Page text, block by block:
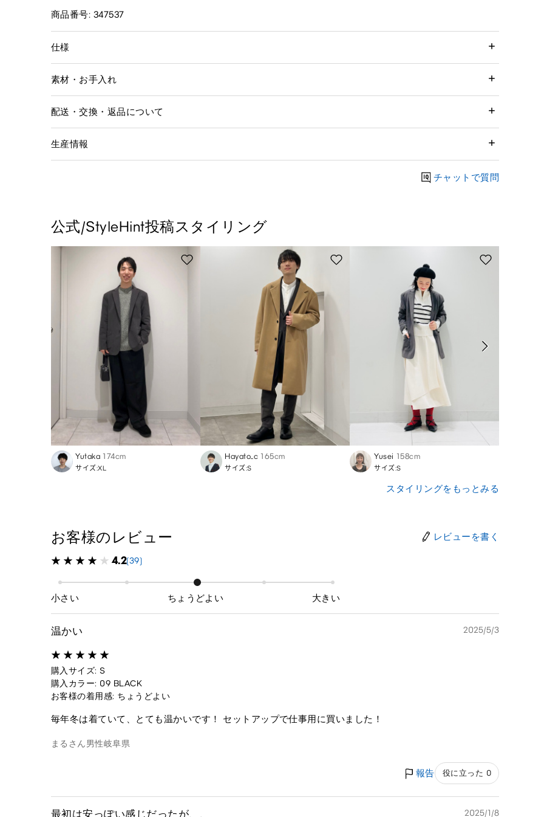
商品番号: 347537
仕様
素材・お手入れ
配送・交換・返品について
生産情報
チャットで質問
公式/StyleHint投稿スタイリング
Yutaka 174cm
サイズ:XL
Hayato_c 165cm
サイズ:S
Yusei 158cm
サイズ:S
スタイリングをもっとみる
お客様のレビュー レビューを書く
4.2(39)
小さい ちょうどよい 大きい
温かい 2025/5/3
購入サイズ: S
購入カラー: 09 BLACK
お客様の着用感: ちょうどよい
毎年冬は着ていて、とても温かいです！ セットアップで仕事用に買いました！
まるさん男性岐阜県
報告 役に立った 0
最初は安っぽい感じだったが、、 2025/1/8